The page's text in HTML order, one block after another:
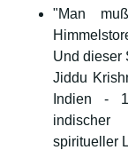
"Man
Und dieser
Jiddu
Indien -
indischer
spiritueller